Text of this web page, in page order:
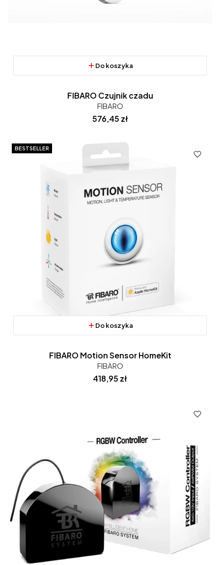
Do koszyka
FIBARO Czujnik czadu
FIBARO
Cena
576,45 zł
BESTSELLER
Do koszyka
FIBARO Motion Sensor HomeKit
FIBARO
Cena
418,95 zł